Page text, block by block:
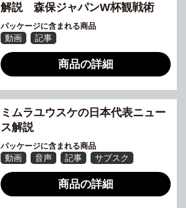
解説 森保ジャパンW杯観戦術
パッケージに含まれる商品
動画 記事
商品の詳細
ミムラユウスケの日本代表ニュー
ス解説
パッケージに含まれる商品
動画 音声 記事 サブスク
商品の詳細